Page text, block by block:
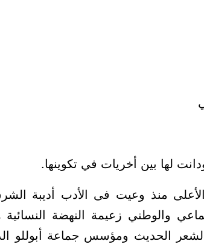
لها بين أخريات في تكوينها.
منذ وعيت فى الأدب أديبة
والوطني زعيمة النهضة
الحديث ومؤسس جماعة أبوللو